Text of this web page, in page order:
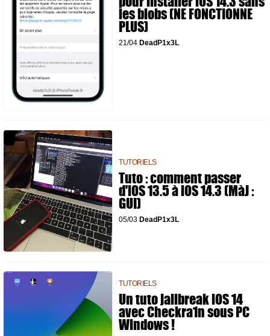
les blobs (NE FONCTIONNE
PLUS)
21/04 DeadP1x3L
TUTORIELS
Tuto : comment passer
d'iOS 13.5 à iOS 14.3 (MàJ :
GUI)
05/03 DeadP1x3L
TUTORIELS
Un tuto jailbreak iOS 14
avec Checkra1n sous PC
Windows !